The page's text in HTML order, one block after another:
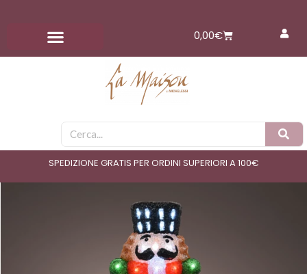
contenuto
0,00€Carrello
Cerca
SPEDIZIONE GRATIS PER ORDINI SUPERIORI A 100€